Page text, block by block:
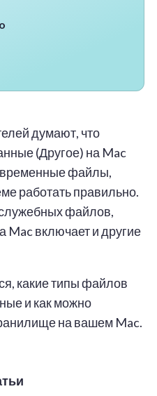
думают, что
(Другое) на Mac
временные файлы,
работать правильно.
файлов,
Mac включает и другие
какие типы файлов
и как можно
на вашем Mac.